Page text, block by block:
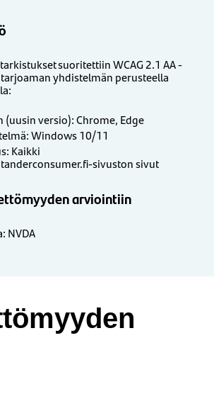
suoritettiin WCAG 2.1 AA -
yhdistelmän perusteella
(uusin versio): Chrome, Edge
Windows 10/11
Kaikki
sivuston sivut
arviointiin
NVDA